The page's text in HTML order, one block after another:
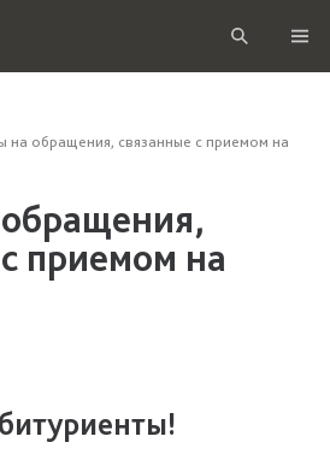
на обращения, связанные с приемом на
приемом на